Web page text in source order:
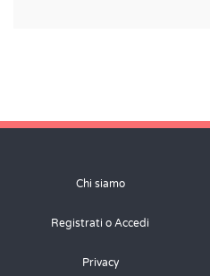
Chi siamo
Registrati o Accedi
Privacy